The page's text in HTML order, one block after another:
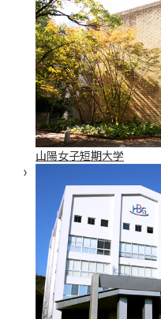
山陽女子短期大学